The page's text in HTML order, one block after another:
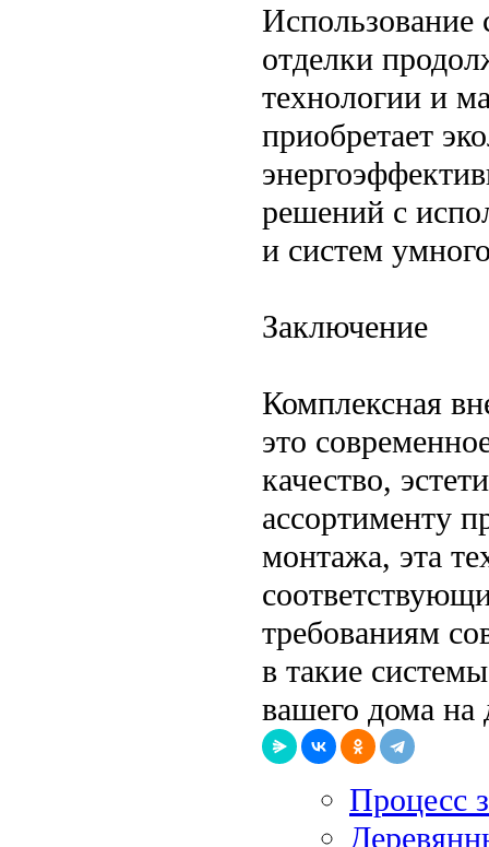
отделки
технологии и
приобретает
решений с
и систем
Заключение
Комплексная
это
качество,
ассортименту
монтажа, эта
требованиям
в такие
вашего дома на
Процесс